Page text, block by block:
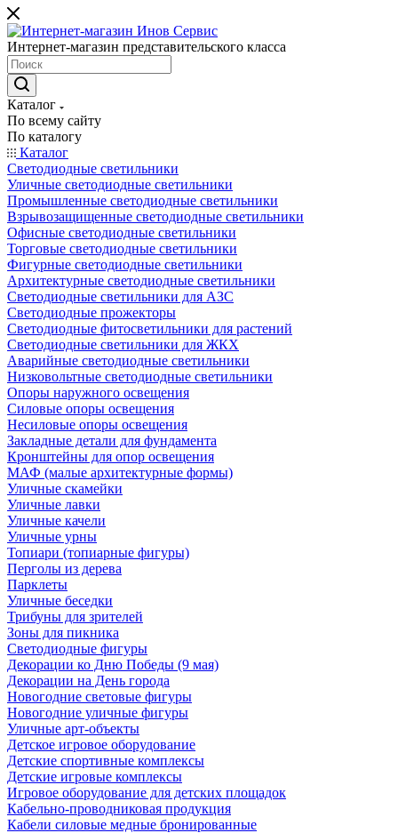
Интернет-магазин представительского класса
Каталог
По всему сайту
По каталогу
Каталог
Светодиодные светильники
Уличные светодиодные светильники
Промышленные светодиодные светильники
Взрывозащищенные светодиодные светильники
Офисные светодиодные светильники
Торговые светодиодные светильники
Фигурные светодиодные светильники
Архитектурные светодиодные светильники
Светодиодные светильники для АЗС
Светодиодные прожекторы
Светодиодные фитосветильники для растений
Светодиодные светильники для ЖКХ
Аварийные светодиодные светильники
Низковольтные светодиодные светильники
Опоры наружного освещения
Силовые опоры освещения
Несиловые опоры освещения
Закладные детали для фундамента
Кронштейны для опор освещения
МАФ (малые архитектурные формы)
Уличные скамейки
Уличные лавки
Уличные качели
Уличные урны
Топиари (топиарные фигуры)
Перголы из дерева
Парклеты
Уличные беседки
Трибуны для зрителей
Зоны для пикника
Светодиодные фигуры
Декорации ко Дню Победы (9 мая)
Декорации на День города
Новогодние световые фигуры
Новогодние уличные фигуры
Уличные арт-объекты
Детское игровое оборудование
Детские спортивные комплексы
Детские игровые комплексы
Игровое оборудование для детских площадок
Кабельно-проводниковая продукция
Кабели силовые медные бронированные